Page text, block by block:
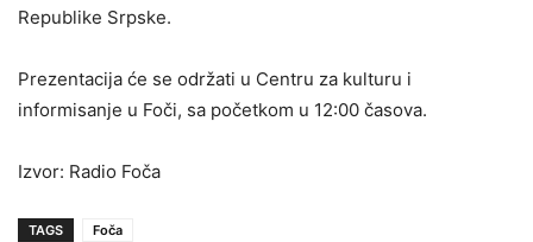
Republike Srpske.
Prezentacija će se održati u Centru za kulturu i
informisanje u Foči, sa početkom u 12:00 časova.
Izvor: Radio Foča
TAGS Foča